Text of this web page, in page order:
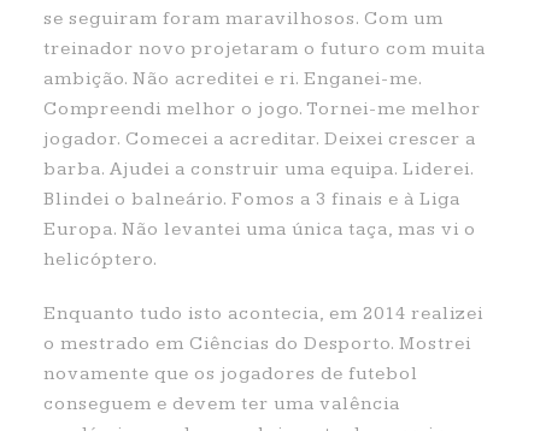
se seguiram foram maravilhosos. Com um
treinador novo projetaram o futuro com muita
ambição. Não acreditei e ri. Enganei-me.
Compreendi melhor o jogo. Tornei-me melhor
jogador. Comecei a acreditar. Deixei crescer a
barba. Ajudei a construir uma equipa. Liderei.
Blindei o balneário. Fomos a 3 finais e à Liga
Europa. Não levantei uma única taça, mas vi o
helicóptero.
Enquanto tudo isto acontecia, em 2014 realizei
o mestrado em Ciências do Desporto. Mostrei
novamente que os jogadores de futebol
conseguem e devem ter uma valência